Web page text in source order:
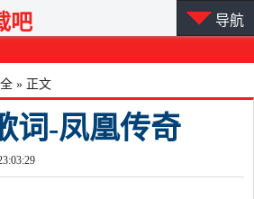
吧 导航
» 正文
词-凤凰传奇